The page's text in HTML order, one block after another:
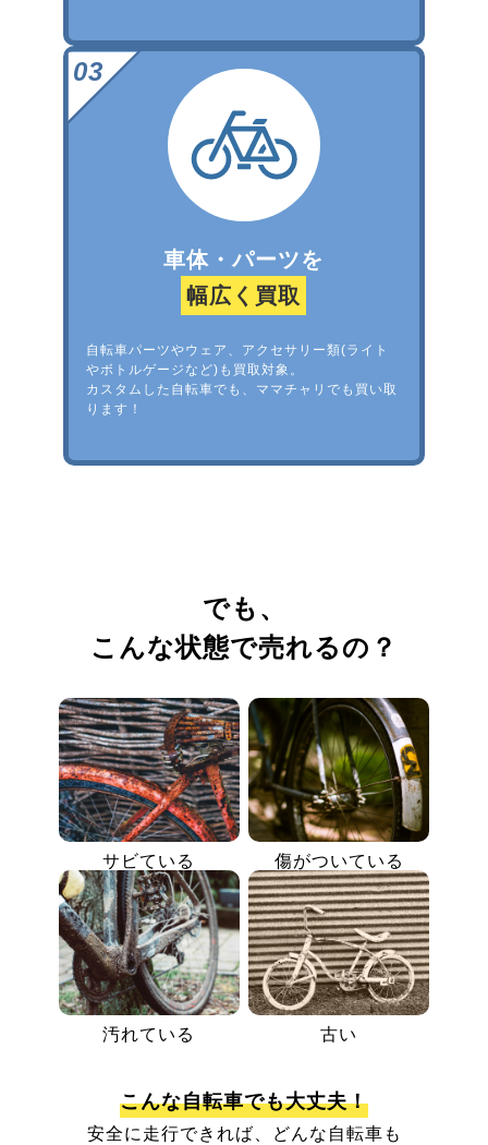
車体・パーツを
幅広く買取
自転車パーツやウェア、アクセサリー類(ライト
やボトルゲージなど)も買取対象。
カスタムした自転車でも、ママチャリでも買い取
ります！
でも、
こんな状態で売れるの？
サビている 傷がついている
汚れている 古い
こんな自転車でも大丈夫！
安全に走行できれば、どんな自転車も